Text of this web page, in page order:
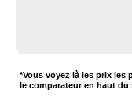
*Vous voyez là les prix les
le comparateur en haut du